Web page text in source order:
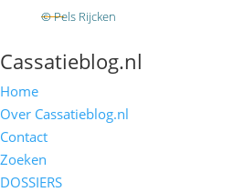
© Pels Rijcken
Cassatieblog.nl
Home
Over Cassatieblog.nl
Contact
Zoeken
DOSSIERS